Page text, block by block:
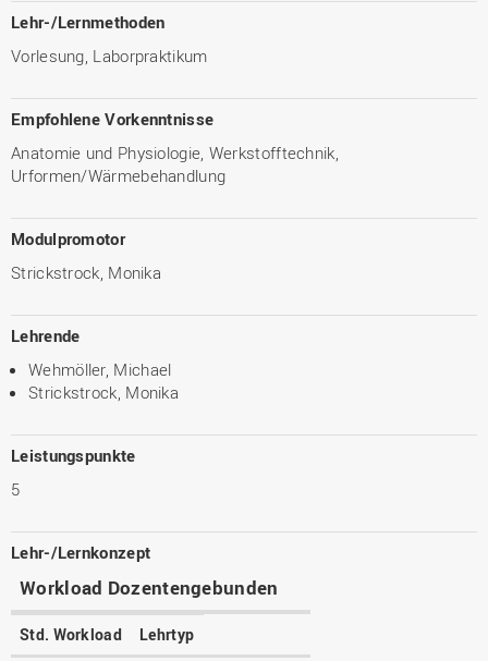
Lehr-/Lernmethoden
Vorlesung, Laborpraktikum
Empfohlene Vorkenntnisse
Anatomie und Physiologie, Werkstofftechnik,
Urformen/Wärmebehandlung
Modulpromotor
Strickstrock, Monika
Lehrende
Wehmöller, Michael
Strickstrock, Monika
Leistungspunkte
5
Lehr-/Lernkonzept
Workload Dozentengebunden
Std. Workload Lehrtyp